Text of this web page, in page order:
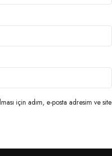
için adım, e-posta adresim ve site